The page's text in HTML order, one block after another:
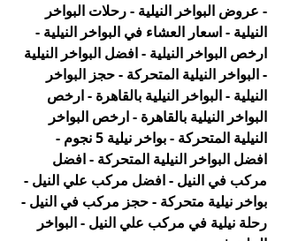
- عروض البواخر النيلية - رحلات البواخر
النيلية - اسعار العشاء في البواخر النيلية -
ارخص البواخر النيلية - افضل البواخر النيلية
- البواخر النيلية المتحركة - حجز البواخر
النيلية - البواخر النيلية بالقاهرة - ارخص
البواخر النيلية بالقاهرة - ارخص البواخر
النيلية المتحركة - بواخر نيلية 5 نجوم -
افضل البواخر النيلية المتحركة - افضل
مركب في النيل - افضل مركب علي النيل -
بواخر نيلية متحركة - حجز مركب في النيل -
رحلة نيلية في مركب علي النيل - البواخر